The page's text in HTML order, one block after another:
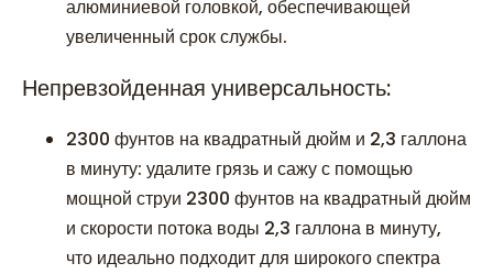
алюминиевой головкой, обеспечивающей
увеличенный срок службы.
Непревзойденная универсальность:
2300 фунтов на квадратный дюйм и 2,3 галлона
в минуту: удалите грязь и сажу с помощью
мощной струи 2300 фунтов на квадратный дюйм
и скорости потока воды 2,3 галлона в минуту,
что идеально подходит для широкого спектра